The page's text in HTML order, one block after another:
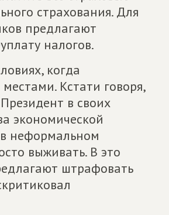
страхования. Для
предлагают
налогов.
когда
Кстати говоря,
в своих
экономической
неформальном
выживать. В это
штрафовать